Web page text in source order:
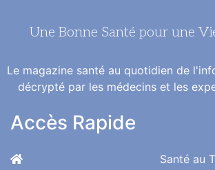
Une Bonne Santé pour une
Le magazine santé au quotidien de
décrypté par les médecins et les
Accès Rapide
Santé au